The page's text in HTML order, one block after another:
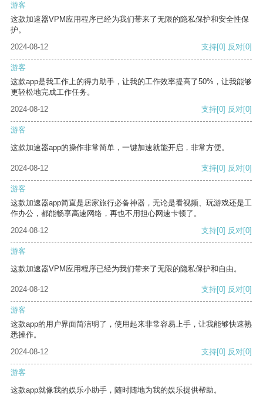
游客
这款加速器VPM应用程序已经为我们带来了无限的隐私保护和安全性保
护。
2024-08-12
支持[0] 反对[0]
游客
这款app是我工作上的得力助手，让我的工作效率提高了50%，让我能够
更轻松地完成工作任务。
2024-08-12
支持[0] 反对[0]
游客
这款加速器app的操作非常简单，一键加速就能开启，非常方便。
2024-08-12 支持[0] 反对[0]
游客
这款加速器app简直是居家旅行必备神器，无论是看视频、玩游戏还是工
作办公，都能畅享高速网络，再也不用担心网速卡顿了。
2024-08-12
支持[0] 反对[0]
游客
这款加速器VPM应用程序已经为我们带来了无限的隐私保护和自由。
2024-08-12 支持[0] 反对[0]
游客
这款app的用户界面简洁明了，使用起来非常容易上手，让我能够快速熟
悉操作。
2024-08-12
支持[0] 反对[0]
游客
这款app就像我的娱乐小助手，随时随地为我的娱乐提供帮助。